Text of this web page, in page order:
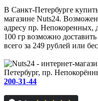
В Санкт-Петербурге
магазине Nuts24.
адресу пр. Непокоренных,
100 гр возможно
всего за 249 рублей или
Петербург, пр.
200-31-44